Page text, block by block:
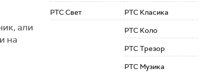
али
на
РТС Свет РТС Класика
РТС Коло
РТС Трезор
РТС Музика